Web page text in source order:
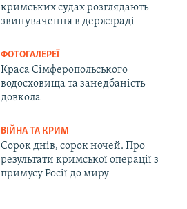
кримських судах розглядають
звинувачення в держзраді
ФОТОГАЛЕРЕЇ
Краса Сімферопольського
водосховища та занедбаність
довкола
ВІЙНА ТА КРИМ
Сорок днів, сорок ночей. Про
результати кримської операції з
примусу Росії до миру